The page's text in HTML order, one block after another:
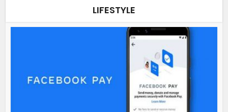
LIFESTYLE